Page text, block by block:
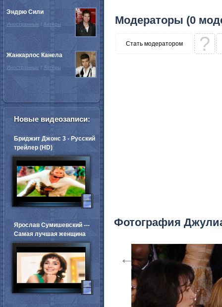
Модераторы (0
Стать модератором ?
Фотография
←
Эндрю Сили
Иностранные / Актёры
Жанкарлос Канела
Иностранные / Актёры
Новые видеозаписи:
Бриджит Джонс 3 - Русский
трейлер (HD)
Ярослав Сумишевский ---
Самая лучшая женщина